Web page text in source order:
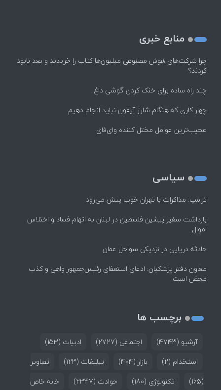
منابع خبری
چرا شرکت‌های هوش مصنوعی میلیون‌ها کتاب را خریدند و بعد نابود
کردند؟
چند راه‌ ساده برای خنک کردن گوشی داغ
چهار کاری که هنگام شارژ آیفون نباید انجام دهیم
عجیب‌ترین عوامل مختل کننده وای‌فای
سیاسی
ترامپ: مذاکرات با تهران خوب پیش می‌رود
بازداشت سفیر پیشین فلسطین در لبنان به اتهام فساد و اختلاس
اموال
حادثه دریایی در نزدیکی سواحل عمان
معاون دفتر پزشکیان: ادعای استعفای رئیس‌جمهور واهی و کذب
محض است
برچسب ها
آرشیو (4743) اجتماعی (2727) ادبیات (153)
استخدام (2) بازار (404) تبلیغات (123)
تصاویر
(165)
تکنولوژی (180) حوادث (2347) خانه خاص